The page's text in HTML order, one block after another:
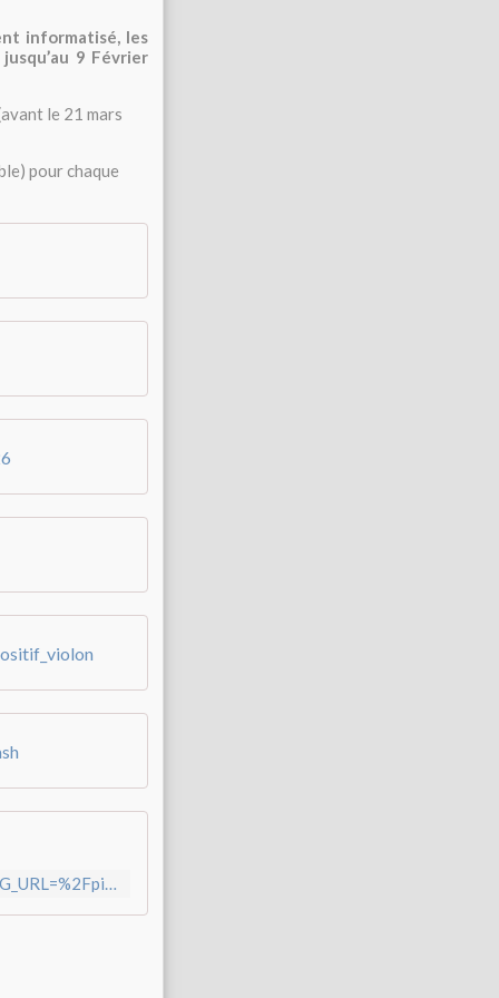
informatisé, les
9 Février
le 21 mars
pour chaque
https://ariane.ac-versailles.fr/login/ct_logon_mixte.jsp?CT_ORIG_URL=%2Fpia%2Fjcms%2Fs1_9180192%2Ffr%2Frecrutement-sur-postes-specifiques-annee-scolaire-2024-2025-95&ct_orig_uri=http%3A%2F%2Fariane.ac-versailles.fr%3A99%2Fpia%2Fjcms%2Fs1_9180192%2Ffr%2Frecrutement-sur-postes-specifiques-annee-scolaire-2024-2025-95